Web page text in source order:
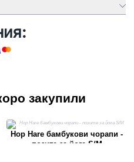
закупили
Hop Hare бамбукови чорапи -
позите за йога S/M